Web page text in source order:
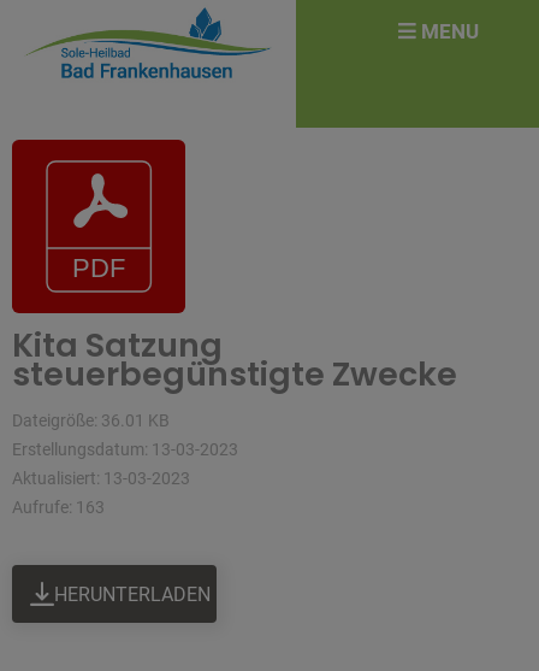
Kita Satzung
steuerbegünstigte Zwecke
Dateigröße: 36.01 KB
Erstellungsdatum: 13-03-2023
Aktualisiert: 13-03-2023
Aufrufe: 163
HERUNTERLADEN
for: